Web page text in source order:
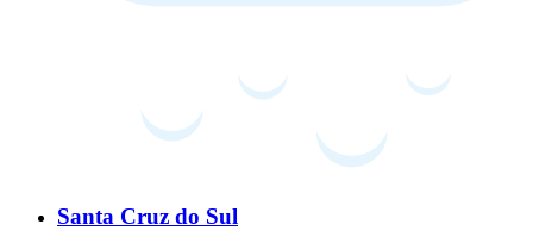
Santa Cruz do Sul